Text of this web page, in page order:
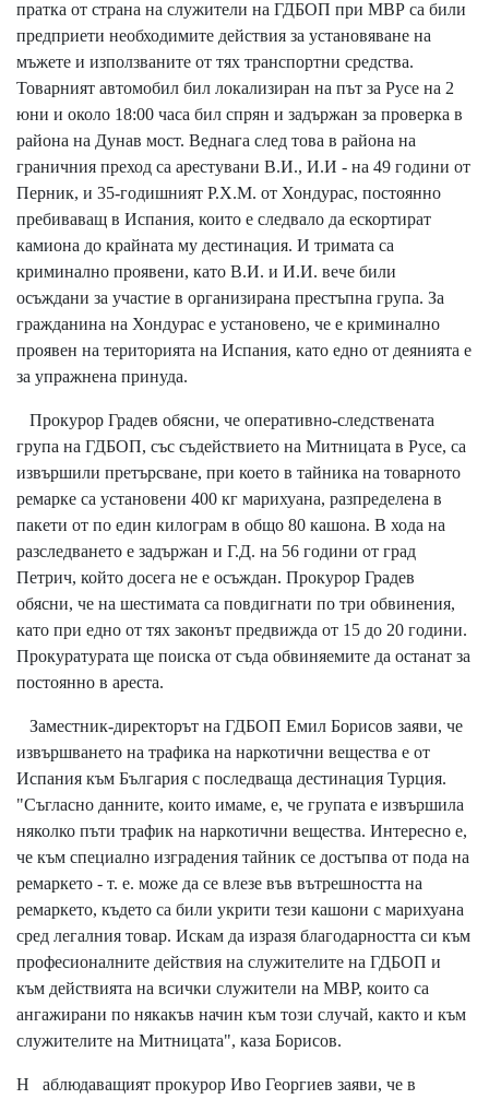
пратка от страна на служители на ГДБОП при МВР са били
предприети необходимите действия за установяване на
мъжете и използваните от тях транспортни средства.
Товарният автомобил бил локализиран на път за Русе на 2
юни и около 18:00 часа бил спрян и задържан за проверка в
района на Дунав мост. Веднага след това в района на
граничния преход са арестувани В.И., И.И - на 49 години от
Перник, и 35-годишният Р.Х.М. от Хондурас, постоянно
пребиваващ в Испания, които е следвало да ескортират
камиона до крайната му дестинация. И тримата са
криминално проявени, като В.И. и И.И. вече били
осъждани за участие в организирана престъпна група. За
гражданина на Хондурас е установено, че е криминално
проявен на територията на Испания, като едно от деянията е
за упражнена принуда.
Прокурор Градев обясни, че оперативно-следствената
група на ГДБОП, със съдействието на Митницата в Русе, са
извършили претърсване, при което в тайника на товарното
ремарке са установени 400 кг марихуана, разпределена в
пакети от по един килограм в общо 80 кашона. В хода на
разследването е задържан и Г.Д. на 56 години от град
Петрич, който досега не е осъждан. Прокурор Градев
обясни, че на шестимата са повдигнати по три обвинения,
като при едно от тях законът предвижда от 15 до 20 години.
Прокуратурата ще поиска от съда обвиняемите да останат за
постоянно в ареста.
Заместник-директорът на ГДБОП Емил Борисов заяви, че
извършването на трафика на наркотични вещества е от
Испания към България с последваща дестинация Турция.
"Съгласно данните, които имаме, е, че групата е извършила
няколко пъти трафик на наркотични вещества. Интересно е,
че към специално изградения тайник се достъпва от пода на
ремаркето - т. е. може да се влезе във вътрешността на
ремаркето, където са били укрити тези кашони с марихуана
сред легалния товар. Искам да изразя благодарността си към
професионалните действия на служителите на ГДБОП и
към действията на всички служители на МВР, които са
ангажирани по някакъв начин към този случай, както и към
служителите на Митницата", каза Борисов.
Н аблюдаващият прокурор Иво Георгиев заяви, че в